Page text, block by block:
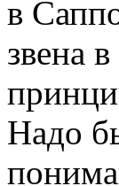
в
звена
Надо